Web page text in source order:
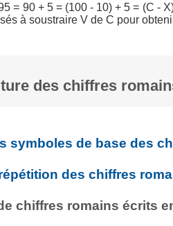
= 90 + 5 = (100 - 10) + 5 = (C -
à soustraire V de C pour
des chiffres
symboles de base des
des chiffres
chiffres romains écrits